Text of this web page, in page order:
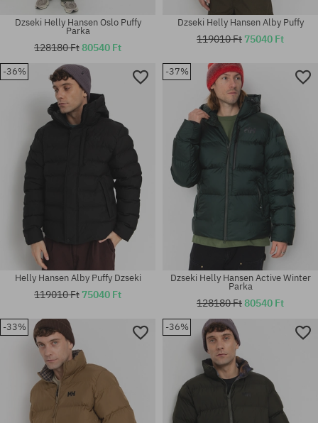
Elérhető méretek:
Elérhető méretek:
Elérhető méretek:
M; L; XL
Dzseki Helly Hansen Oslo Puffy
Parka
128180 Ft80540 Ft
Elérhető méretek:
Dzseki Helly Hansen Alby Puffy
119010 Ft 75040 Ft
-36%
Helly Hansen Alby Puffy Dzseki
119010 Ft 75040 Ft
-37%
Dzseki Helly Hansen Active Winter
Parka
128180 Ft80540 Ft
-33% -36%